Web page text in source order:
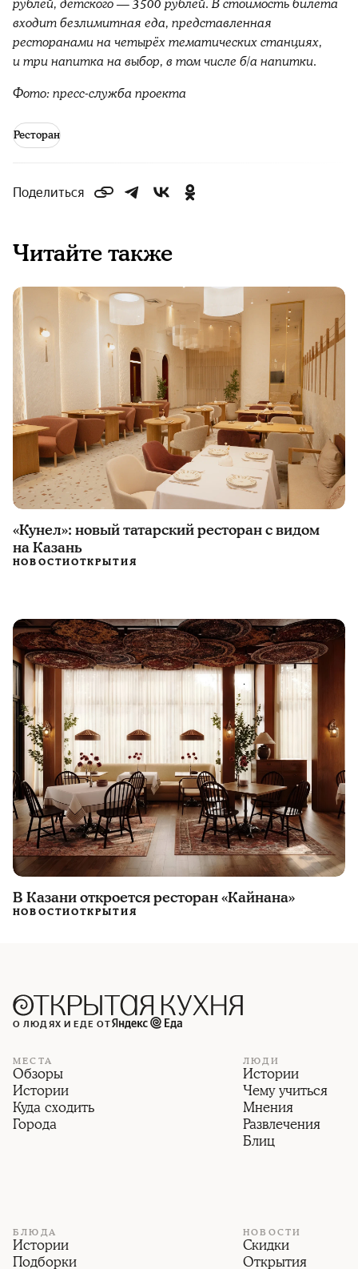
рублей, детского — 3500 рублей. В стоимость билета
входит безлимитная еда, представленная
ресторанами на четырёх тематических станциях,
и три напитка на выбор, в том числе б/а напитки.
Фото: пресс-служба проекта
Ресторан
Поделиться
Читайте также
«Кунел»: новый татарский ресторан с видом
на Казань
НОВОСТИОТКРЫТИЯ
В Казани откроется ресторан «Кайнана»
НОВОСТИОТКРЫТИЯ
О ЛЮДЯХ И ЕДЕ ОТ
МЕСТА
Обзоры
Истории
Куда сходить
Города
ЛЮДИ
Истории
Чему учиться
Мнения
Развлечения
Блиц
БЛЮДА
Истории
Подборки
НОВОСТИ
Скидки
Открытия